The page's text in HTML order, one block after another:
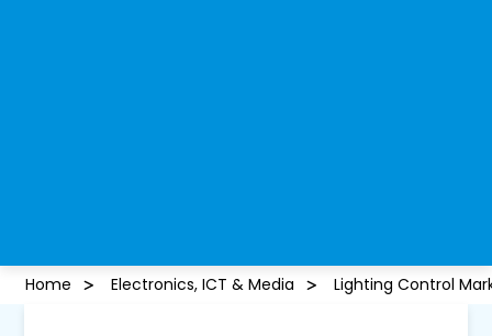
Home Electronics, ICT & Media Lighting Control